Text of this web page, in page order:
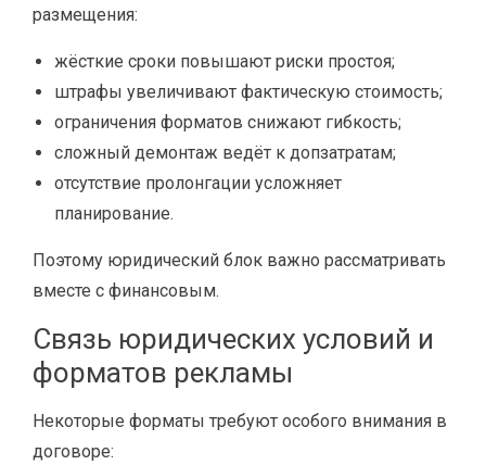
размещения:
жёсткие сроки повышают риски простоя;
штрафы увеличивают фактическую стоимость;
ограничения форматов снижают гибкость;
сложный демонтаж ведёт к допзатратам;
отсутствие пролонгации усложняет
планирование.
Поэтому юридический блок важно рассматривать
вместе с финансовым.
Связь юридических условий и
форматов рекламы
Некоторые форматы требуют особого внимания в
договоре: